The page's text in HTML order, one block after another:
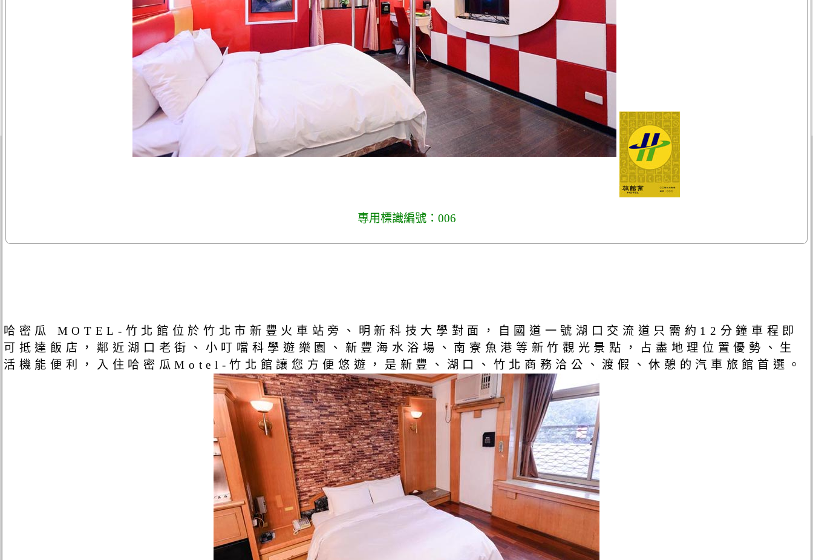
專用標識編號：006
哈密瓜 MOTEL-竹北館位於竹北市新豐火車站旁、明新科技大學對面，自國道一號湖口交流道只需約12分鐘車程即
可抵達飯店，鄰近湖口老街、小叮噹科學遊樂園、新豐海水浴場、南寮魚港等新竹觀光景點，占盡地理位置優勢、生
活機能便利，入住哈密瓜Motel-竹北館讓您方便悠遊，是新豐、湖口、竹北商務洽公、渡假、休憩的汽車旅館首選。